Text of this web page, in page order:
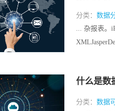
分类： 数据
... 杂报表。
什么是数
分类： 数据